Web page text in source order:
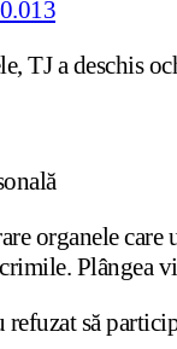
TJ a
organele
Plângea
refuzat să